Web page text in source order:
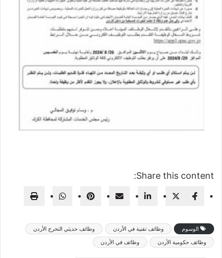
Share this content:
الوسوم وظائف تقنية في الأردن
وظائف حديثي التخرج الأردن
وظائف حكومية الأردن
وظائف في الأردن